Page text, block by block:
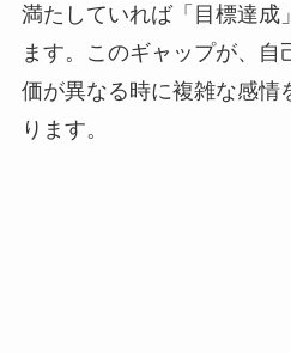
満たしていれば「目標達成
ます。このギャップが、自
価が異なる時に複雑な感情
ります。